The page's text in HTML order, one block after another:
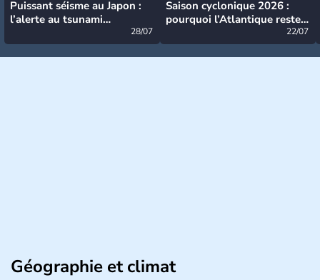
Puissant séisme au Japon :
l’alerte au tsunami
28/07
Saison cyclonique 2026 :
pourquoi l’Atlantique reste
22/07
Géographie et climat